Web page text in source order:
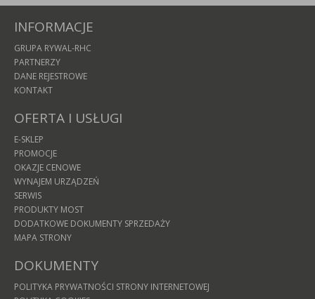
INFORMACJE
GRUPA RYWAL-RHC
PARTNERZY
DANE REJESTROWE
KONTAKT
OFERTA I USŁUGI
E-SKLEP
PROMOCJE
OKAZJE CENOWE
WYNAJEM URZĄDZEŃ
SERWIS
PRODUKTY MOST
DODATKOWE DOKUMENTY SPRZEDAŻY
MAPA STRONY
DOKUMENTY
POLITYKA PRYWATNOŚCI STRONY INTERNETOWEJ